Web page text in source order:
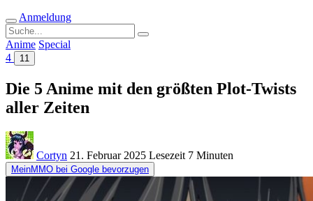
Anmeldung
Suche
nach:
Anime Special
4
11
Die 5 Anime mit den größten Plot-Twists
aller Zeiten
Cortyn 21. Februar 2025 Lesezeit 7 Minuten
MeinMMO bei Google bevorzugen